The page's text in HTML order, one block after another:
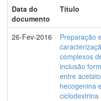
Data do
documento
Título
26-Fev-2016
Preparação
complexos
inclusão
entre
hecogenina
ciclodextrina